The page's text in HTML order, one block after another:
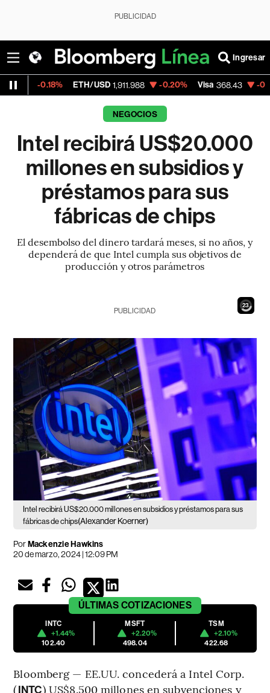
PUBLICIDAD
Ingresar
ETH/USD 1,911.988 -0.20% Visa 368.43 -0.03%
NEGOCIOS
Intel recibirá US$20.000
millones en subsidios y
préstamos para sus
fábricas de chips
El desembolso del dinero tardará meses, si no años, y
dependerá de que Intel cumpla sus objetivos de
producción y otros parámetros
21
PUBLICIDAD
Intel recibirá US$20.000 millones en subsidios y préstamos para sus
fábricas de chips(Alexander Koerner)
PorMackenzie Hawkins
20 de marzo, 2024 | 12:09 PM
ÚLTIMAS COTIZACIONES
INTC
+1.44%
102.40
MSFT
+2.20%
498.04
TSM
+2.10%
422.68
Bloomberg — EE.UU. concederá a Intel Corp.
(INTC) US$8.500 millones en subvenciones y